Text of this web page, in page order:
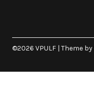
©2026 VPULF | Theme by